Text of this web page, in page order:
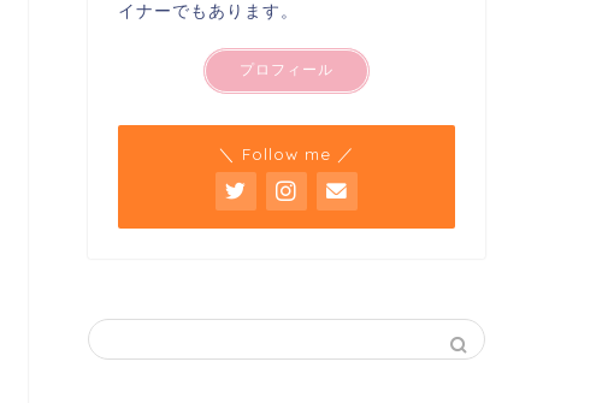
イナーでもあります。
プロフィール
＼ Follow me ／